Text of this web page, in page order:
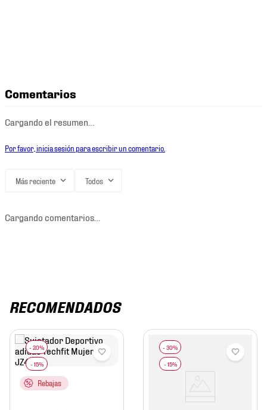
Comentarios
Cargando el resumen…
Por favor, inicia sesión para escribir un comentario.
Más reciente Todos
Cargando comentarios…
RECOMENDADOS
Rebajas